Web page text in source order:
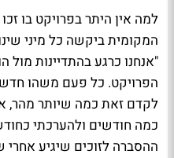
המקומית ביקשה כל מיני
"אנחנו כרגע בהתדיינות
הפרויקט. כל פעם משהו
לקדם זאת כמה שיותר מהר,
כמה חודשים ולהערכתי
ההסברה לזוכים שיגיע